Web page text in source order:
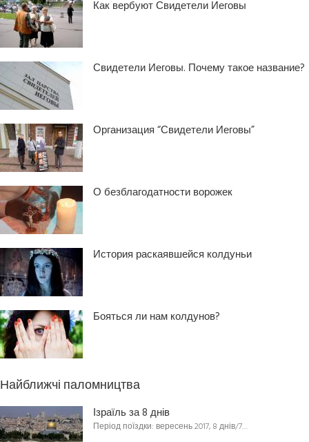
Как вербуют Свидетели Иеговы
Свидетели Иеговы. Почему такое название?
Организация “Свидетели Иеговы”
О безблагодатности ворожек
История раскаявшейся колдуньи
Бояться ли нам колдунов?
Найближчі паломництва
Ізраїль за 8 днів
Період поїздки: вересень 2017, 8 днів/7…